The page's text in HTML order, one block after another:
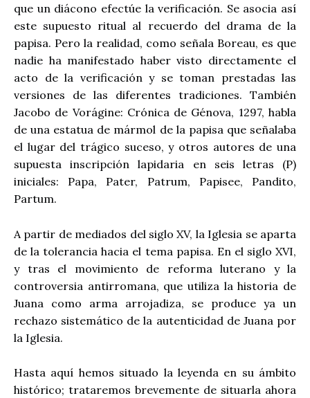
que un diácono efectúe la verificación. Se asocia así
este supuesto ritual al recuerdo del drama de la
papisa. Pero la realidad, como señala Boreau, es que
nadie ha manifestado haber visto directamente el
acto de la verificación y se toman prestadas las
versiones de las diferentes tradiciones. También
Jacobo de Vorágine: Crónica de Génova, 1297, habla
de una estatua de mármol de la papisa que señalaba
el lugar del trágico suceso, y otros autores de una
supuesta inscripción lapidaria en seis letras (P)
iniciales: Papa, Pater, Patrum, Papisee, Pandito,
Partum.
A partir de mediados del siglo XV, la Iglesia se aparta
de la tolerancia hacia el tema papisa. En el siglo XVI,
y tras el movimiento de reforma luterano y la
controversia antirromana, que utiliza la historia de
Juana como arma arrojadiza, se produce ya un
rechazo sistemático de la autenticidad de Juana por
la Iglesia.
Hasta aquí hemos situado la leyenda en su ámbito
histórico; trataremos brevemente de situarla ahora